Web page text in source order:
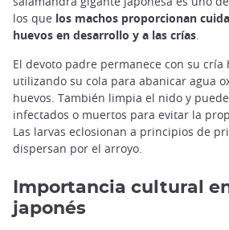
los que los machos proporcionan
huevos en desarrollo y a las crías.
El devoto padre permanece con su cría
utilizando su cola para abanicar agua
huevos. También limpia el nido y
infectados o muertos para evitar la
Las larvas eclosionan a principios de
dispersan por el arroyo.
Importancia cultural
japonés